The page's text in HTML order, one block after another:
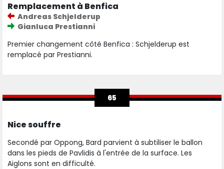
Remplacement à Benfica
Andreas Schjelderup
Gianluca Prestianni
Premier changement côté Benfica : Schjelderup est
remplacé par Prestianni.
65
Nice souffre
Secondé par Oppong, Bard parvient à subtiliser le ballon
dans les pieds de Pavlidis à l'entrée de la surface. Les
Aiglons sont en difficulté.